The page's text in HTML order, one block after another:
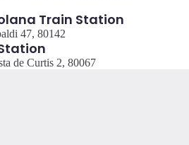
Train Station
47, 80142
de Curtis 2, 80067